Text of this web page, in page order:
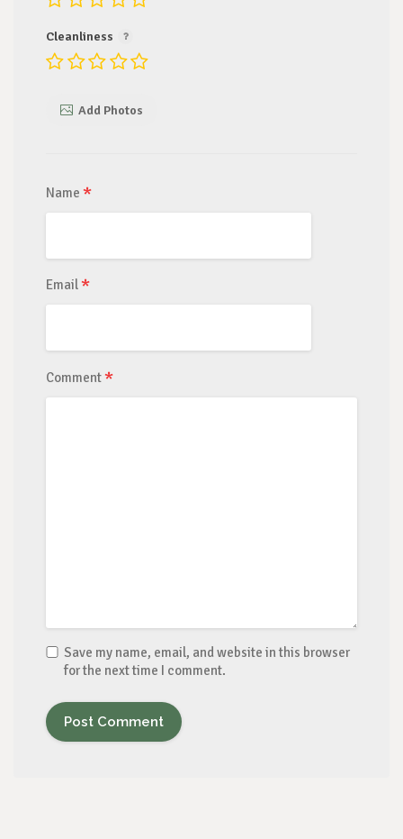
Cleanliness
Add Photos
Name *
Email *
Comment *
Save my name, email, and website in this browser
for the next time I comment.